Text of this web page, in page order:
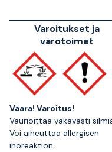
Varoitukset ja
varotoimet
Vaara! Varoitus!
Vaurioittaa vakavasti
Voi aiheuttaa allergisen
ihoreaktion.